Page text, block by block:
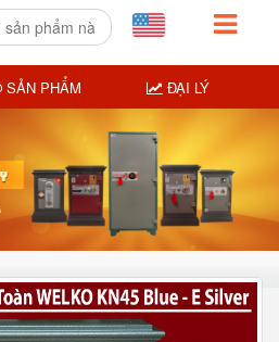
SẢN PHẨM ĐẠI LÝ